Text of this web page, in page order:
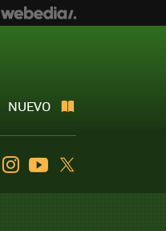
NUEVO
FlipboardInstagramYoutube